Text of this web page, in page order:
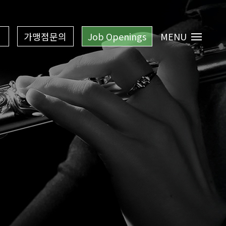
가맹점문의 Job Openings MENU